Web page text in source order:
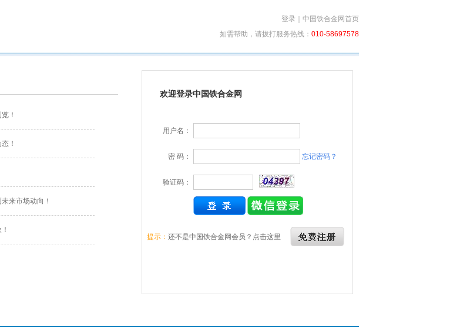
登录
中国铁合金网首页
如需帮助，请拔打服务热线： 010-58697578
！
！
来市场动向！
欢迎登录中国铁合金网
用户名：
密 码： 忘记密码？
验证码：
提示： 还不是中国铁合金网会员？点击这里